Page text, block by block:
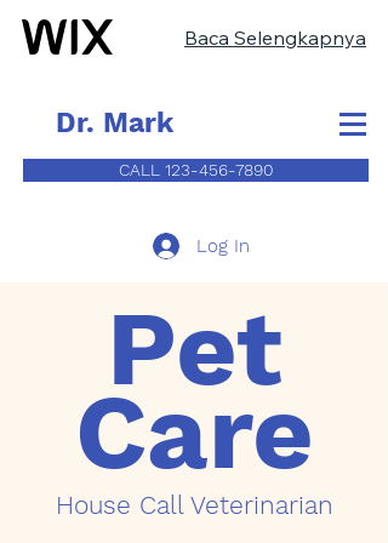
Baca Selengkapnya